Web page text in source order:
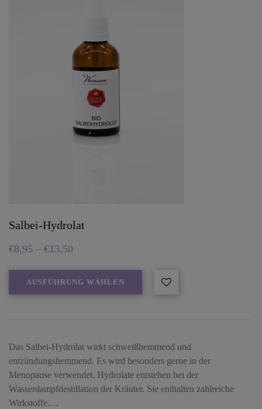
Salbei-Hydrolat
€8,95 – €13,50
AUSFÜHRUNG WÄHLEN
Das Salbei-Hydrolat wirkt schweißhemmend und
entzündungshemmend. Es wird besonders gerne in der
Menopause verwendet. Hydrolate entstehen bei der
Wasserdampfdestillation der Kräuter. Sie enthalten zahlreiche
Wirkstoffe.…